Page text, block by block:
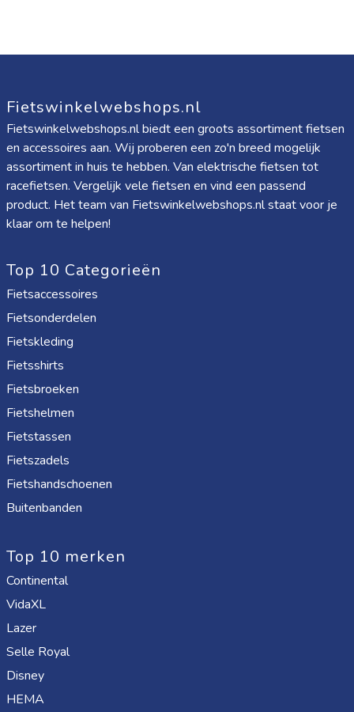
Fietswinkelwebshops.nl
Fietswinkelwebshops.nl biedt een groots assortiment fietsen
en accessoires aan. Wij proberen een zo'n breed mogelijk
assortiment in huis te hebben. Van elektrische fietsen tot
racefietsen. Vergelijk vele fietsen en vind een passend
product. Het team van Fietswinkelwebshops.nl staat voor je
klaar om te helpen!
Top 10 Categorieën
Fietsaccessoires
Fietsonderdelen
Fietskleding
Fietsshirts
Fietsbroeken
Fietshelmen
Fietstassen
Fietszadels
Fietshandschoenen
Buitenbanden
Top 10 merken
Continental
VidaXL
Lazer
Selle Royal
Disney
HEMA